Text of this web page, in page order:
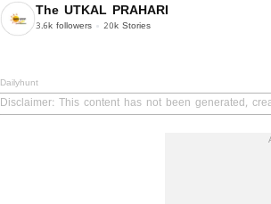
The UTKAL PRAHARI
3.6k followers 20k Stories
Dailyhunt
Disclaimer: This content has not been generated,